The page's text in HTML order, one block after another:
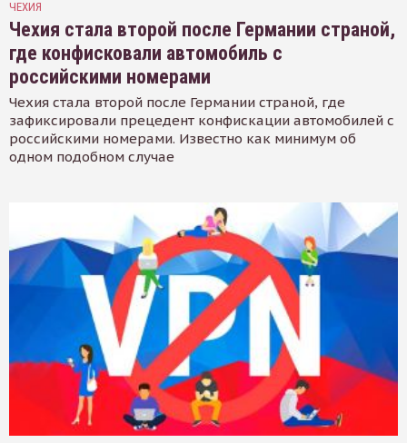
ЧЕХИЯ
Чехия стала второй после Германии страной,
где конфисковали автомобиль с
российскими номерами
Чехия стала второй после Германии страной, где
зафиксировали прецедент конфискации автомобилей с
российскими номерами. Известно как минимум об
одном подобном случае